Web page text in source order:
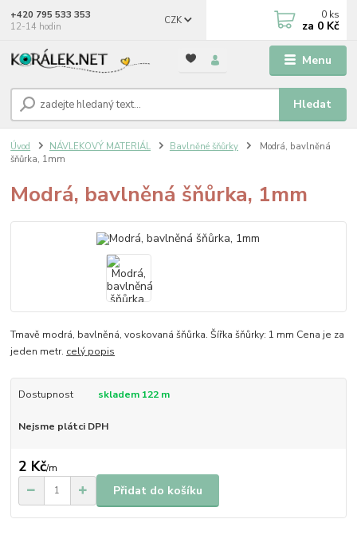
Menu
CZK
Hledat
+420 795 533 353
12-14 hodin
0 ks
za 0 Kč
Úvod NÁVLEKOVÝ MATERIÁL Bavlněné šňůrky
Modrá, bavlněná
šňůrka, 1mm
Modrá, bavlněná šňůrka, 1mm
Tmavě modrá, bavlněná, voskovaná šňůrka. Šířka šňůrky: 1 mm Cena je za
jeden metr. celý popis
Dostupnost skladem 122 m
Nejsme plátci DPH
2 Kč/m
Přidat do košíku